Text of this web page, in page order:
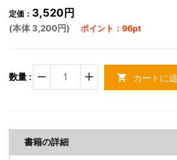
定価： 3,520円
(本体 3,200円) ポイント：96pt
数量 : remove add shopping_cart カートに
書籍の詳細